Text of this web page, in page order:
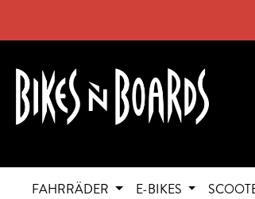
FAHRRÄDER E-BIKES